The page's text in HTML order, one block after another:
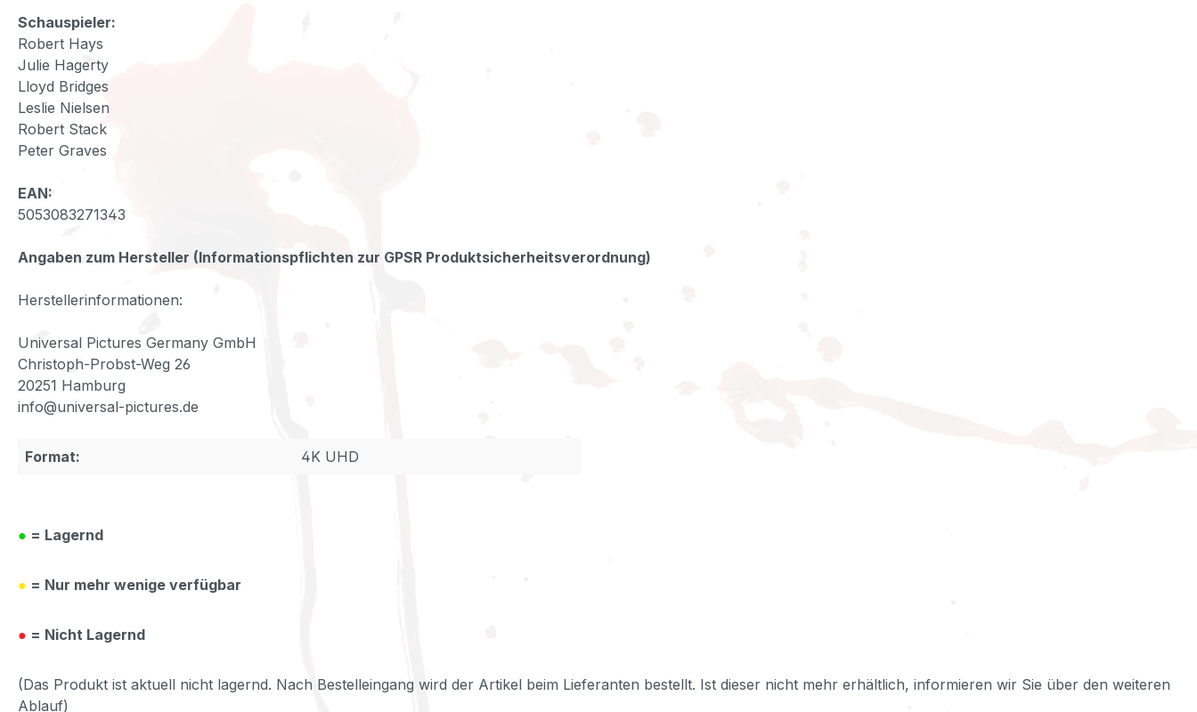
Schauspieler:
Robert Hays
Julie Hagerty
Lloyd Bridges
Leslie Nielsen
Robert Stack
Peter Graves
EAN:
5053083271343
Angaben zum Hersteller (Informationspflichten zur GPSR Produktsicherheitsverordnung)
Herstellerinformationen:
Universal Pictures Germany GmbH
Christoph-Probst-Weg 26
20251 Hamburg
info@universal-pictures.de
Format: 4K UHD
● = Lagernd
● = Nur mehr wenige verfügbar
● = Nicht Lagernd
(Das Produkt ist aktuell nicht lagernd. Nach Bestelleingang wird der Artikel beim Lieferanten bestellt. Ist dieser nicht mehr erhältlich, informieren wir Sie über den weiteren
Ablauf)